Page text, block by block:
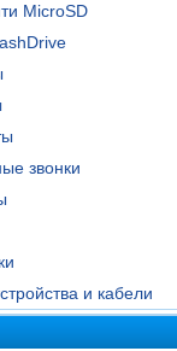
MicroSD
звонки
и кабели